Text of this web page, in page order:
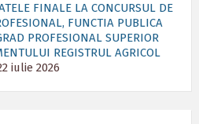
FINALE LA CONCURSUL DE
FUNCTIA PUBLICA
PROFESIONAL SUPERIOR
REGISTRUL AGRICOL
iulie 2026